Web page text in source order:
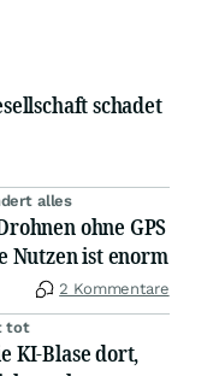
schadet
alles
ohne GPS
Nutzen ist enorm
2 Kommentare
tot
KI-Blase dort,